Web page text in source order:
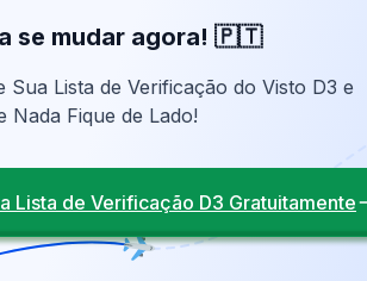
se mudar agora! 🇵🇹
Sua Lista de Verificação do Visto D3 e
Nada Fique de Lado!
Lista de Verificação D3 Gratuitamente